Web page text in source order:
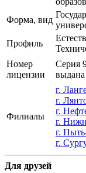
Форма, вид
Профиль
Номер
лицензии
Серия
выдана
Филиалы
г.
г.
г.
г.
г.
г.
Для друзей